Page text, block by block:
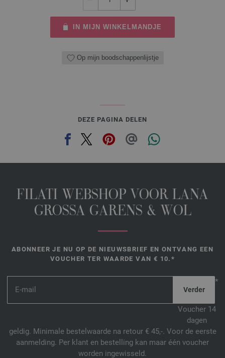
IN MIJN WINKELMANDJE
Op mijn boodschappenlijstje
DEZE PAGINA DELEN
FILATI WEBSHOP VOOR LANA
GROSSA GARENS & WOL
ABONNEER JE NU OP DE NIEUWSBRIEF EN ONTVANG EEN
VOUCHER TER WAARDE VAN € 10.*
*
Voucher 14
dagen
geldig. Minimale bestelwaarde na retour € 45,-. Voor de eerste
aanmelding. Per klant en bestelling kan maar één voucher
worden ingewisseld.